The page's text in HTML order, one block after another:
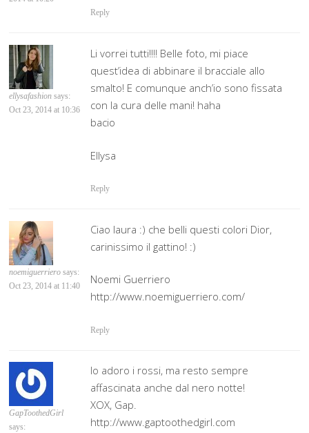
Reply
ellysafashion says:
Oct 23, 2014 at 10:36
Li vorrei tutti!!!! Belle foto, mi piace
quest’idea di abbinare il bracciale allo
smalto! E comunque anch’io sono fissata
con la cura delle mani! haha
bacio
Ellysa
Reply
noemiguerriero says:
Oct 23, 2014 at 11:40
Ciao laura :) che belli questi colori Dior,
carinissimo il gattino! :)
Noemi Guerriero
http://www.noemiguerriero.com/
Reply
GapToothedGirl
says:
Io adoro i rossi, ma resto sempre
affascinata anche dal nero notte!
XOX, Gap.
http://www.gaptoothedgirl.com